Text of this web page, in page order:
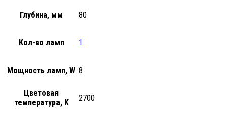
Глубина, мм 80
Кол-во ламп 1
Мощность ламп, W 8
Цветовая
температура, K
2700